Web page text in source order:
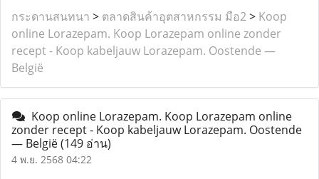
กระดานสนทนา > ตลาดสินค้าอุตสาหกรรม มือ2> Koop
online Lorazepam. Koop Lorazepam online zonder
recept - Koop kabeljauw Lorazepam. Oostende —
België
Koop online Lorazepam. Koop Lorazepam online
zonder recept - Koop kabeljauw Lorazepam. Oostende
— België(149 อ่าน)
4 พ.ย. 2568 04:22